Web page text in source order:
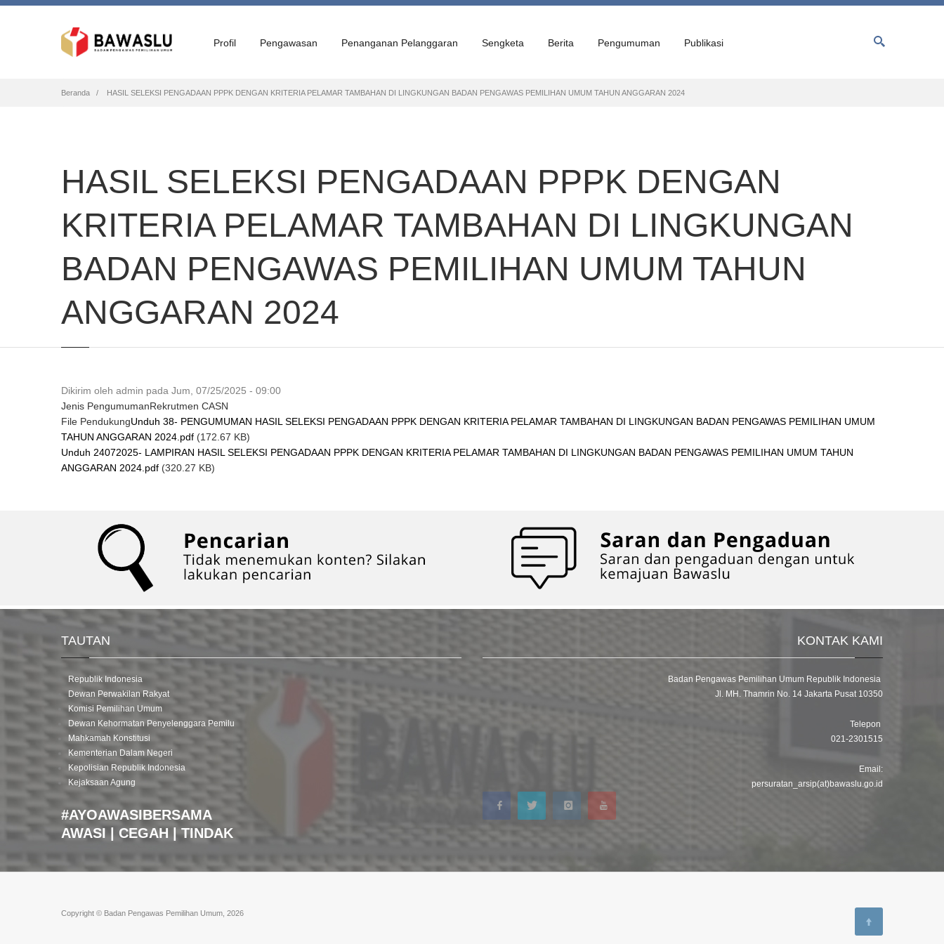
Profil Pengawasan Penanganan Pelanggaran Sengketa Berita Pengumuman Publikasi
Breadcrumb
Beranda HASIL SELEKSI PENGADAAN PPPK DENGAN KRITERIA PELAMAR TAMBAHAN DI LINGKUNGAN BADAN PENGAWAS PEMILIHAN UMUM TAHUN ANGGARAN 2024
HASIL SELEKSI PENGADAAN PPPK DENGAN
KRITERIA PELAMAR TAMBAHAN DI LINGKUNGAN
BADAN PENGAWAS PEMILIHAN UMUM TAHUN
ANGGARAN 2024
Dikirim oleh admin pada Jum, 07/25/2025 - 09:00
Jenis PengumumanRekrutmen CASN
File PendukungUnduh 38- PENGUMUMAN HASIL SELEKSI PENGADAAN PPPK DENGAN KRITERIA PELAMAR TAMBAHAN DI LINGKUNGAN BADAN PENGAWAS PEMILIHAN UMUM
TAHUN ANGGARAN 2024.pdf (172.67 KB)
Unduh 24072025- LAMPIRAN HASIL SELEKSI PENGADAAN PPPK DENGAN KRITERIA PELAMAR TAMBAHAN DI LINGKUNGAN BADAN PENGAWAS PEMILIHAN UMUM TAHUN
ANGGARAN 2024.pdf (320.27 KB)
TAUTAN
Republik Indonesia
Dewan Perwakilan Rakyat
Komisi Pemilihan Umum
Dewan Kehormatan Penyelenggara Pemilu
Mahkamah Konstitusi
Kementerian Dalam Negeri
Kepolisian Republik Indonesia
Kejaksaan Agung
#AYOAWASIBERSAMA
AWASI | CEGAH | TINDAK
KONTAK KAMI
Badan Pengawas Pemilihan Umum Republik Indonesia
Jl. MH. Thamrin No. 14 Jakarta Pusat 10350
Telepon
021-2301515
Email:
persuratan_arsip(at)bawaslu.go.id
Copyright © Badan Pengawas Pemilihan Umum, 2026